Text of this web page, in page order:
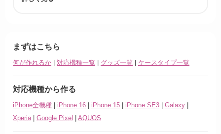
まずはこちら
何が作れるか | 対応機種一覧 | グッズ一覧 | ケースタイプ一覧
対応機種から作る
iPhone全機種 | iPhone 16 | iPhone 15 | iPhone SE3 | Galaxy |
Xperia | Google Pixel | AQUOS